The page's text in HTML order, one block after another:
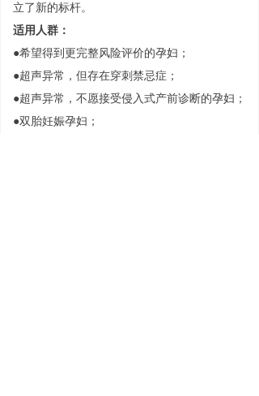
立了新的标杆。
适用人群：
●希望得到更完整风险评价的孕妇；
●超声异常，但存在穿刺禁忌症；
●超声异常，不愿接受侵入式产前诊断的孕妇；
●双胎妊娠孕妇；